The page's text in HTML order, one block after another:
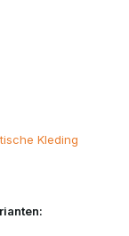
Kleding